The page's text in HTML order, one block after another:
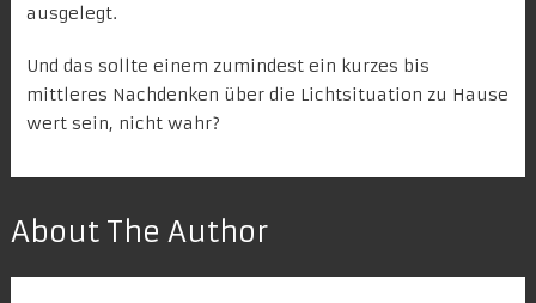
ausgelegt.
Und das sollte einem zumindest ein kurzes bis
mittleres Nachdenken über die Lichtsituation zu Hause
wert sein, nicht wahr?
About The Author